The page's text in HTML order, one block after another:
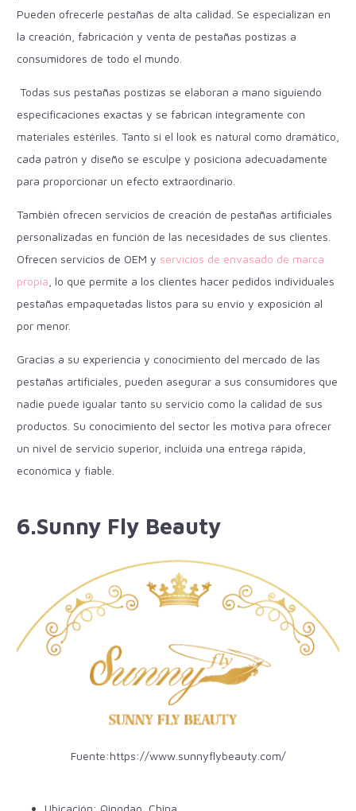
Pueden ofrecerle pestañas de alta calidad. Se especializan en
la creación, fabricación y venta de pestañas postizas a
consumidores de todo el mundo.
Todas sus pestañas postizas se elaboran a mano siguiendo
especificaciones exactas y se fabrican íntegramente con
materiales estériles. Tanto si el look es natural como dramático,
cada patrón y diseño se esculpe y posiciona adecuadamente
para proporcionar un efecto extraordinario.
También ofrecen servicios de creación de pestañas artificiales
personalizadas en función de las necesidades de sus clientes.
Ofrecen servicios de OEM y servicios de envasado de marca
propia , lo que permite a los clientes hacer pedidos individuales
pestañas empaquetadas listos para su envío y exposición al
por menor.
Gracias a su experiencia y conocimiento del mercado de las
pestañas artificiales, pueden asegurar a sus consumidores que
nadie puede igualar tanto su servicio como la calidad de sus
productos. Su conocimiento del sector les motiva para ofrecer
un nivel de servicio superior, incluida una entrega rápida,
económica y fiable.
6.Sunny Fly Beauty
Fuente:https://www.sunnyflybeauty.com/